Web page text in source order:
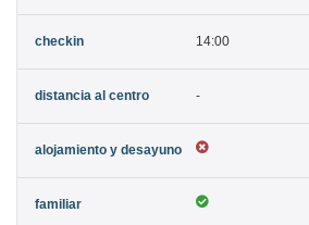
14:00
-